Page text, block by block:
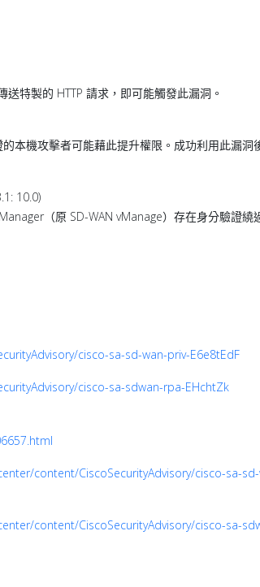
送特製的 HTTP 請求，即可能觸發此漏洞。
本機攻擊者可能藉此提升權限。成功利用此漏洞
10.0)
（原 SD-WAN vManage）存在身分驗證繞
cisco-sa-sd-wan-priv-E6e8tEdF
cisco-sa-sdwan-rpa-EHchtZk
content/CiscoSecurityAdvisory/cisco-sa-
content/CiscoSecurityAdvisory/cisco-sa-